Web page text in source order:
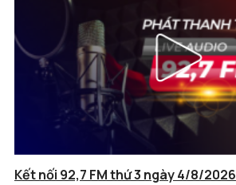
Kết nối 92,7 FM thứ 3 ngày 4/8/2026